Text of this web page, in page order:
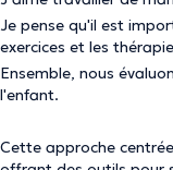
Je pense qu'il est
exercices et les
Ensemble, nous
l'enfant.
Cette approche